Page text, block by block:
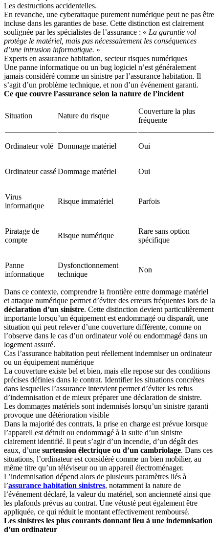
Les destructions accidentelles.
En revanche, une cyberattaque purement numérique peut ne pas être
incluse dans les garanties de base. Cette distinction est clairement
soulignée par les spécialistes de l’assurance : « La garantie vol
protège le matériel, mais pas nécessairement les conséquences
d’une intrusion informatique. »
Experts en assurance habitation, secteur risques numériques
Une panne informatique ou un bug logiciel n’est généralement
jamais considéré comme un sinistre par l’assurance habitation. Il
s’agit d’un problème technique, et non d’un événement garanti.
Ce que couvre l’assurance selon la nature de l’incident
Situation Nature du risque
Couverture la plus
fréquente
Ordinateur volé Dommage matériel Oui
Ordinateur casséDommage matériel Oui
Virus
informatique
Risque immatériel Parfois
Piratage de
compte
Risque numérique
Rare sans option
spécifique
Panne
informatique
Dysfonctionnement
technique
Non
Dans ce contexte, comprendre la frontière entre dommage matériel
et attaque numérique permet d’éviter des erreurs fréquentes lors de la
déclaration d’un sinistre. Cette distinction devient particulièrement
importante lorsqu’un équipement est endommagé ou disparaît, une
situation qui peut relever d’une couverture différente, comme on
l’observe dans le cas d’un ordinateur volé ou endommagé dans un
logement assuré.
Cas l’assurance habitation peut réellement indemniser un ordinateur
ou un équipement numérique
La couverture existe bel et bien, mais elle repose sur des conditions
précises définies dans le contrat. Identifier les situations concrètes
dans lesquelles l’assurance intervient permet d’éviter les refus
d’indemnisation et de mieux préparer une déclaration de sinistre.
Les dommages matériels sont indemnisés lorsqu’un sinistre garanti
provoque une détérioration visible
Dans la majorité des contrats, la prise en charge est prévue lorsque
l’appareil est détruit ou endommagé à la suite d’un sinistre
clairement identifié. Il peut s’agir d’un incendie, d’un dégât des
eaux, d’une surtension électrique ou d’un cambriolage. Dans ces
situations, l’ordinateur est considéré comme un bien mobilier, au
même titre qu’un téléviseur ou un appareil électroménager.
L’indemnisation dépend alors de plusieurs paramètres liés à
l’assurance habitation sinistres, notamment la nature de
l’événement déclaré, la valeur du matériel, son ancienneté ainsi que
les plafonds prévus au contrat. Une vétusté peut également être
appliquée, ce qui réduit le montant effectivement remboursé.
Les sinistres les plus courants donnant lieu à une indemnisation
d’un ordinateur